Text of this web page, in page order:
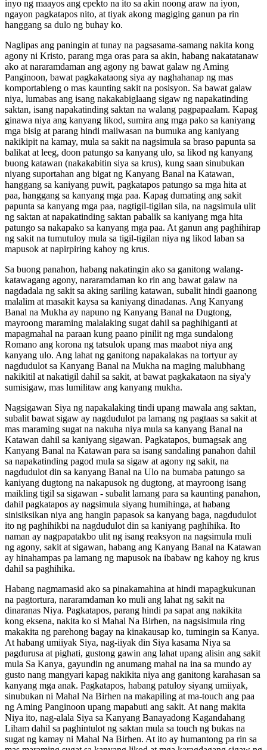
inyo ng maayos ang epekto na ito sa akin noong araw na iyon,
ngayon pagkatapos nito, at tiyak akong magiging ganun pa rin
hanggang sa dulo ng buhay ko.
Naglipas ang paningin at tunay na pagsasama-samang nakita kong
agony ni Kristo, parang mga oras para sa akin, habang nakatatanaw
ako at nararamdaman ang agony ng bawat galaw ng Aming
Panginoon, bawat pagkakataong siya ay naghahanap ng mas
komportableng o mas kaunting sakit na posisyon. Sa bawat galaw
niya, lumabas ang isang nakakabiglaang sigaw ng napakatinding
saktan, isang napakatinding saktan na walang pagpapaalam. Kapag
ginawa niya ang kanyang likod, sumira ang mga pako sa kaniyang
mga bisig at parang hindi maiiwasan na bumuka ang kaniyang
nakikipit na kamay, mula sa sakit na nagsimula sa braso papunta sa
balikat at leeg, doon patungo sa kanyang ulo, sa likod ng kanyang
buong katawan (nakakabitin siya sa krus), kung saan sinubukan
niyang suportahan ang bigat ng Kanyang Banal na Katawan,
hanggang sa kaniyang puwit, pagkatapos patungo sa mga hita at
paa, hanggang sa kanyang mga paa. Kapag dumating ang sakit
papunta sa kanyang mga paa, nagtigil-tigilan sila, na nagsimula ulit
ng saktan at napakatinding saktan pabalik sa kaniyang mga hita
patungo sa nakapako sa kanyang mga paa. At ganun ang paghihirap
ng sakit na tumutuloy mula sa tigil-tigilan niya ng likod laban sa
mapusok at napirpiring kahoy ng krus.
Sa buong panahon, habang nakatingin ako sa ganitong walang-
katawagang agony, nararamdaman ko rin ang bawat galaw na
nagdadala ng sakit sa aking sariling katawan, subalit hindi gaanong
malalim at masakit kaysa sa kaniyang dinadanas. Ang Kanyang
Banal na Mukha ay napuno ng Kanyang Banal na Dugtong,
mayroong maraming malalaking sugat dahil sa paghihiganti at
mapagmahal na paraan kung paano pinilit ng mga sundalong
Romano ang korona ng tatsulok upang mas maabot niya ang
kanyang ulo. Ang lahat ng ganitong napakalakas na tortyur ay
nagdudulot sa Kanyang Banal na Mukha na maging malubhang
nakikitil at nakatigil dahil sa sakit, at bawat pagkakataon na siya'y
sumisigaw, mas lumilitaw ang kanyang mukha.
Nagsigawan Siya ng napakalaking tindi upang mawala ang saktan,
subalit bawat sigaw ay nagdudulot pa lamang ng pagtaas sa sakit at
mas maraming sugat na nakuha niya mula sa kanyang Banal na
Katawan dahil sa kaniyang sigawan. Pagkatapos, bumagsak ang
Kanyang Banal na Katawan para sa isang sandaling panahon dahil
sa napakatinding pagod mula sa sigaw at agony ng sakit, na
nagdudulot din sa kanyang Banal na Ulo na bumaba patungo sa
kaniyang dugtong na nakapusok ng dugtong, at mayroong isang
maikling tigil sa sigawan - subalit lamang para sa kaunting panahon,
dahil pagkatapos ay nagsimula siyang humihinga, at habang
sinisiksikan niya ang hangin papasok sa kanyang baga, nagdudulot
ito ng paghihikbi na nagdudulot din sa kaniyang paghihika. Ito
naman ay nagpapatakbo ulit ng isang reaksyon na nagsimula muli
ng agony, sakit at sigawan, habang ang Kanyang Banal na Katawan
ay hinahampas pa lamang ng mapusok na ibabaw ng kahoy ng krus
dahil sa paghihika.
Habang nagmamasid ako sa pinakamahina at hindi mapagkukunan
na pagtortura, nararamdaman ko muli ang lahat ng sakit na
dinaranas Niya. Pagkatapos, parang hindi pa sapat ang nakikita
kong eksena, nakita ko si Mahal Na Birhen, na nagsisimula ring
makakita ng parehong bagay na kinakausap ko, tumingin sa Kanya.
At habang umiiyak Siya, nag-iiyak din Siya kasama Niya sa
pagdurusa at pighati, gustong gawin ang lahat upang alisin ang sakit
mula Sa Kanya, gayundin ng anumang mahal na ina sa mundo ay
gusto nang mangyari kapag nakikita niya ang ganitong karahasan sa
kanyang mga anak. Pagkatapos, habang patuloy siyang umiiyak,
sinubukan ni Mahal Na Birhen na makapiling at ma-touch ang paa
ng Aming Panginoon upang mapabuti ang sakit. At nang makita
Niya ito, nag-alala Siya sa Kanyang Banayadong Kagandahang
Liham dahil sa paghintulot ng saktan mula sa touch ng bukas na
sugat ng kamay ni Mahal Na Birhen. At ito ay humantong pa rin sa